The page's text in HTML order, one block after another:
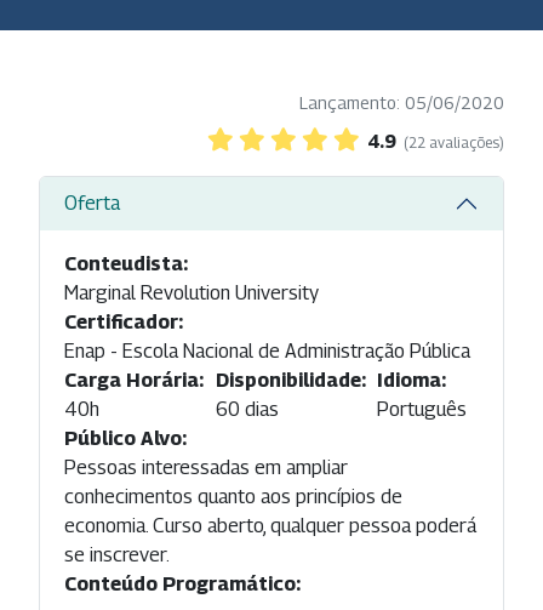
Lançamento: 05/06/2020
4.9 (22 avaliações)
Oferta
Conteudista:
Marginal Revolution University
Certificador:
Enap - Escola Nacional de Administração Pública
Carga Horária:
40h
Disponibilidade:
60 dias
Idioma:
Português
Público Alvo:
Pessoas interessadas em ampliar
conhecimentos quanto aos princípios de
economia. Curso aberto, qualquer pessoa poderá
se inscrever.
Conteúdo Programático: